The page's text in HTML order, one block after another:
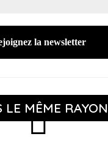
LE MÊME RAYON